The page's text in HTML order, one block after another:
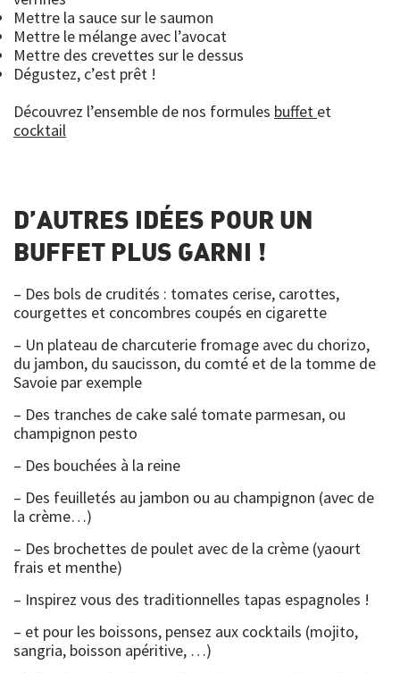
Mettre la sauce sur le saumon
Mettre le mélange avec l’avocat
Mettre des crevettes sur le dessus
Dégustez, c’est prêt !
Découvrez l’ensemble de nos formules buffet et
cocktail
D’AUTRES IDÉES POUR UN
BUFFET PLUS GARNI !
– Des bols de crudités : tomates cerise, carottes,
courgettes et concombres coupés en cigarette
– Un plateau de charcuterie fromage avec du chorizo,
du jambon, du saucisson, du comté et de la tomme de
Savoie par exemple
– Des tranches de cake salé tomate parmesan, ou
champignon pesto
– Des bouchées à la reine
– Des feuilletés au jambon ou au champignon (avec de
la crème…)
– Des brochettes de poulet avec de la crème (yaourt
frais et menthe)
– Inspirez vous des traditionnelles tapas espagnoles !
– et pour les boissons, pensez aux cocktails (mojito,
sangria, boisson apéritive, …)